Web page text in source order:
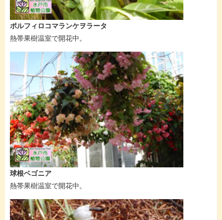
ポルフィロコマランケヲラータ
熱帯果樹温室で開花中。
球根ベゴニア
熱帯果樹温室で開花中。